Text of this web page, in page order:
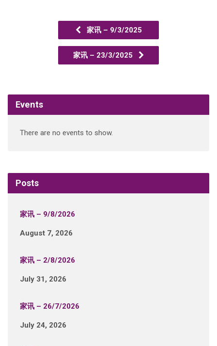
家讯 – 9/3/2025
家讯 – 23/3/2025
Events
There are no events to show.
Posts
家讯 – 9/8/2026
August 7, 2026
家讯 – 2/8/2026
July 31, 2026
家讯 – 26/7/2026
July 24, 2026